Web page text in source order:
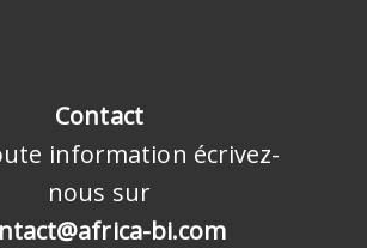
Contact
information écrivez-
nous sur
bi.com